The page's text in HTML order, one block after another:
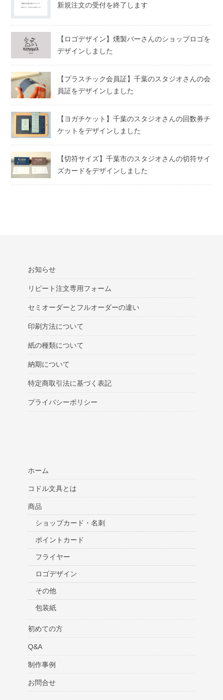
新規注文の受付を終了します
【ロゴデザイン】燻製バーさんのショップロゴを
デザインしました
【プラスチック会員証】千葉のスタジオさんの会
員証をデザインしました
【ヨガチケット】千葉のスタジオさんの回数券チ
ケットをデザインしました
【切符サイズ】千葉市のスタジオさんの切符サイ
ズカードをデザインしました
お知らせ
リピート注文専用フォーム
セミオーダーとフルオーダーの違い
印刷方法について
紙の種類について
納期について
特定商取引法に基づく表記
プライバシーポリシー
ホーム
コドル文具とは
商品
ショップカード・名刺
ポイントカード
フライヤー
ロゴデザイン
その他
包装紙
初めての方
Q&A
制作事例
お問合せ